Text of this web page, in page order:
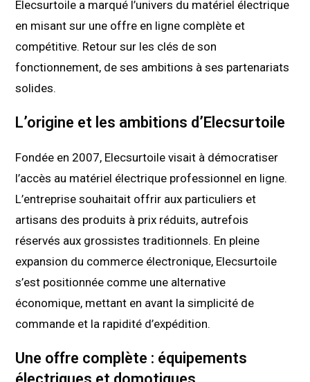
Elecsurtoile a marqué l’univers du matériel électrique
en misant sur une offre en ligne complète et
compétitive. Retour sur les clés de son
fonctionnement, de ses ambitions à ses partenariats
solides.
L’origine et les ambitions d’Elecsurtoile
Fondée en 2007, Elecsurtoile visait à démocratiser
l’accès au matériel électrique professionnel en ligne.
L’entreprise souhaitait offrir aux particuliers et
artisans des produits à prix réduits, autrefois
réservés aux grossistes traditionnels. En pleine
expansion du commerce électronique, Elecsurtoile
s’est positionnée comme une alternative
économique, mettant en avant la simplicité de
commande et la rapidité d’expédition.
Une offre complète : équipements